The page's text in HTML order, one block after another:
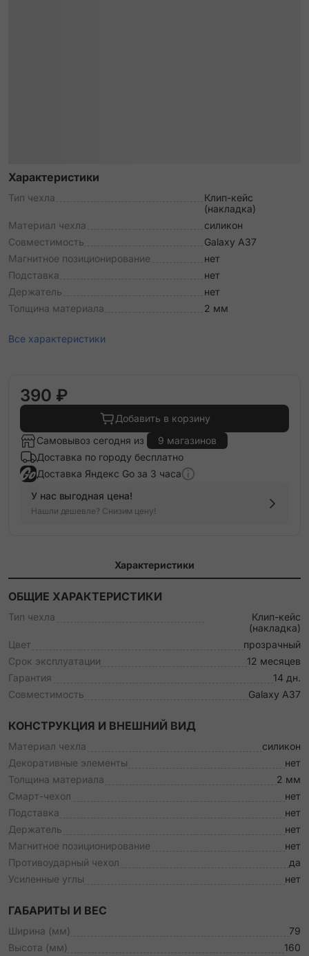
Характеристики
Тип чехла
Клип-кейс
(накладка)
Материал чехла
силикон
Совместимость
Galaxy A37
Магнитное позиционирование
нет
Подставка
нет
Держатель
нет
Толщина материала
2 мм
Все характеристики
390 ₽
Добавить в корзину
Самовывоз сегодня из
9 магазинов
Доставка по городу бесплатно
Доставка Яндекс Go за 3 часа
У нас выгодная цена!
Нашли дешевле? Снизим цену!
Характеристики
ОБЩИЕ ХАРАКТЕРИСТИКИ
Тип чехла
Клип-кейс
(накладка)
Цвет
прозрачный
Срок эксплуатации
12 месяцев
Гарантия
14 дн.
Совместимость
Galaxy A37
КОНСТРУКЦИЯ И ВНЕШНИЙ ВИД
Материал чехла
силикон
Декоративные элементы
нет
Толщина материала
2 мм
Смарт-чехол
нет
Подставка
нет
Держатель
нет
Магнитное позиционирование
нет
Противоударный чехол
да
Усиленные углы
нет
ГАБАРИТЫ И ВЕС
Ширина (мм)
79
Высота (мм)
160